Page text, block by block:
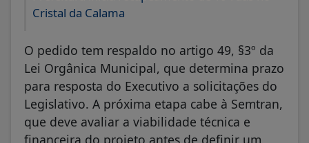
Cristal da Calama
O pedido tem respaldo no artigo 49, §3º da
Lei Orgânica Municipal, que determina prazo
para resposta do Executivo a solicitações do
Legislativo. A próxima etapa cabe à Semtran,
que deve avaliar a viabilidade técnica e
financeira do projeto antes de definir um